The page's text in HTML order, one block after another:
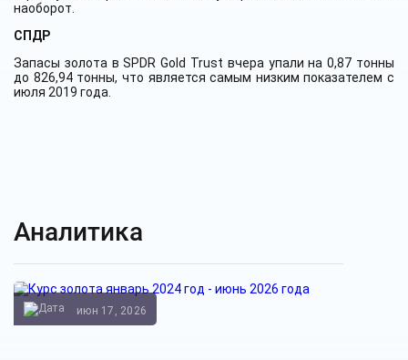
Аналитика
июн 17, 2026
наоборот.
СПДР
Запасы золота в SPDR Gold Trust вчера упали на 0,87 тонны
до 826,94 тонны, что является самым низким показателем с
июля 2019 года.